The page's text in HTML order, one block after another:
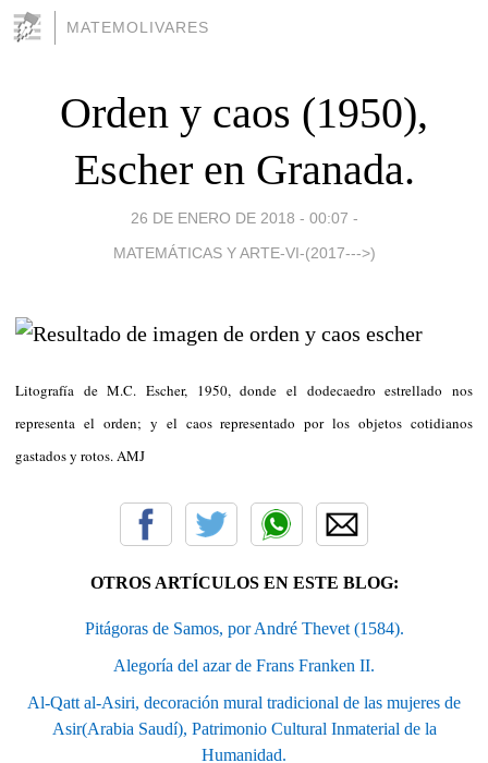
MATEMOLIVARES
Orden y caos (1950),
Escher en Granada.
26 DE ENERO DE 2018 - 00:07 -
MATEMÁTICAS Y ARTE-VI-(2017--->)
Litografía de M.C. Escher, 1950, donde el dodecaedro estrellado nos
representa el orden; y el caos representado por los objetos cotidianos
gastados y rotos. AMJ
OTROS ARTÍCULOS EN ESTE BLOG:
Pitágoras de Samos, por André Thevet (1584).
Alegoría del azar de Frans Franken II.
Al-Qatt al-Asiri, decoración mural tradicional de las mujeres de
Asir(Arabia Saudí), Patrimonio Cultural Inmaterial de la
Humanidad.